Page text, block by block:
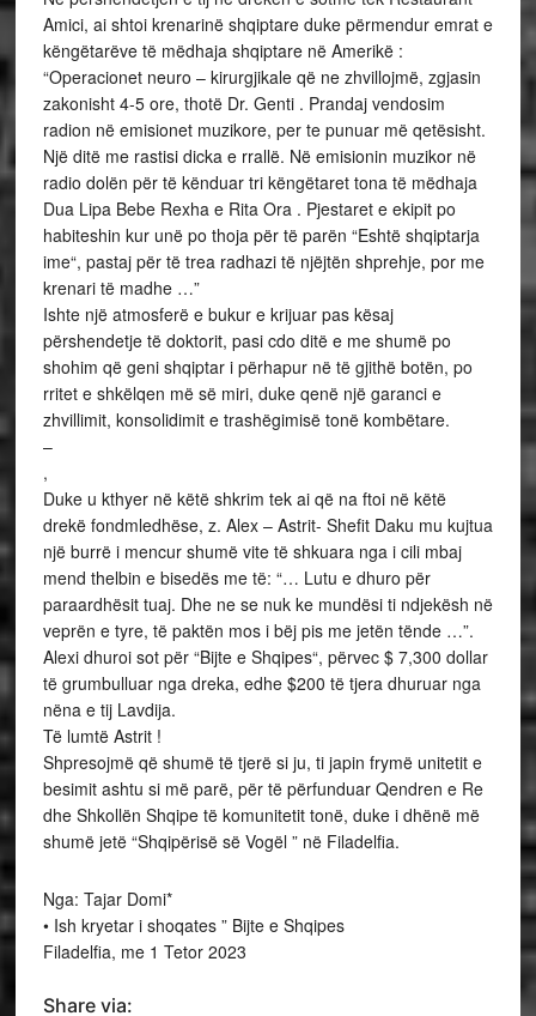
Amici, ai shtoi krenarinë shqiptare duke përmendur emrat e
këngëtarëve të mëdhaja shqiptare në Amerikë :
“Operacionet neuro – kirurgjikale që ne zhvillojmë, zgjasin
zakonisht 4-5 ore, thotë Dr. Genti . Prandaj vendosim
radion në emisionet muzikore, per te punuar më qetësisht.
Një ditë me rastisi dicka e rrallë. Në emisionin muzikor në
radio dolën për të kënduar tri këngëtaret tona të mëdhaja
Dua Lipa Bebe Rexha e Rita Ora . Pjestaret e ekipit po
habiteshin kur unë po thoja për të parën “Eshtë shqiptarja
ime“, pastaj për të trea radhazi të njëjtën shprehje, por me
krenari të madhe …”
Ishte një atmosferë e bukur e krijuar pas kësaj
përshendetje të doktorit, pasi cdo ditë e me shumë po
shohim që geni shqiptar i përhapur në të gjithë botën, po
rritet e shkëlqen më së miri, duke qenë një garanci e
zhvillimit, konsolidimit e trashëgimisë tonë kombëtare.
–
,
Duke u kthyer në këtë shkrim tek ai që na ftoi në këtë
drekë fondmledhëse, z. Alex – Astrit- Shefit Daku mu kujtua
një burrë i mencur shumë vite të shkuara nga i cili mbaj
mend thelbin e bisedës me të: “… Lutu e dhuro për
paraardhësit tuaj. Dhe ne se nuk ke mundësi ti ndjekësh në
veprën e tyre, të paktën mos i bëj pis me jetën tënde …”.
Alexi dhuroi sot për “Bijte e Shqipes“, përvec $ 7,300 dollar
të grumbulluar nga dreka, edhe $200 të tjera dhuruar nga
nëna e tij Lavdija.
Të lumtë Astrit !
Shpresojmë që shumë të tjerë si ju, ti japin frymë unitetit e
besimit ashtu si më parë, për të përfunduar Qendren e Re
dhe Shkollën Shqipe të komunitetit tonë, duke i dhënë më
shumë jetë “Shqipërisë së Vogël ” në Filadelfia.
Nga: Tajar Domi*
• Ish kryetar i shoqates ” Bijte e Shqipes
Filadelfia, me 1 Tetor 2023
Share via: